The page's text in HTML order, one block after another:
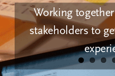
Blog CookingCode
Working
stakeholders to